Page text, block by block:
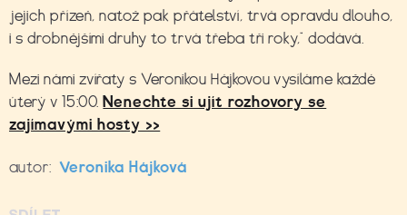
jejich přízeň, natož pak přátelství, trvá opravdu dlouho,
i s drobnějšími druhy to trvá třeba tři roky,“ dodává.
Mezi námi zvířaty s Veronikou Hájkovou vysíláme každé
úterý v 15:00.Nenechte si ujít rozhovory se
zajímavými hosty >>
autor: Veronika Hájková